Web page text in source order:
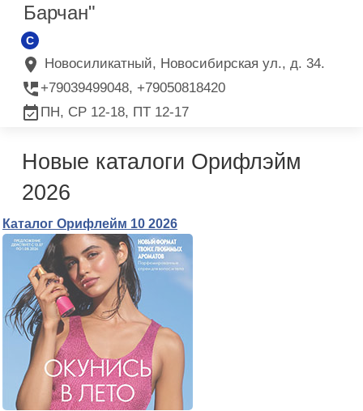
Барчан"
C
Новосиликатный, Новосибирская ул., д. 34.
+79039499048, +79050818420
ПН, СР 12-18, ПТ 12-17
Новые каталоги Орифлэйм
2026
Каталог Орифлейм 10 2026